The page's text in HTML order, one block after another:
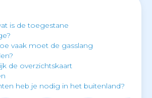
is de toegestane
vaak moet de gasslang
de overzichtskaart
heb je nodig in het buitenland?